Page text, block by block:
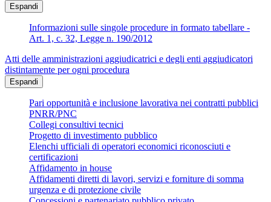
Espandi
Informazioni sulle singole procedure in formato tabellare -
Art. 1, c. 32, Legge n. 190/2012
Atti delle amministrazioni aggiudicatrici e degli enti aggiudicatori
distintamente per ogni procedura
Espandi
Pari opportunità e inclusione lavorativa nei contratti pubblici
PNRR/PNC
Collegi consultivi tecnici
Progetto di investimento pubblico
Elenchi ufficiali di operatori economici riconosciuti e
certificazioni
Affidamento in house
Affidamenti diretti di lavori, servizi e forniture di somma
urgenza e di protezione civile